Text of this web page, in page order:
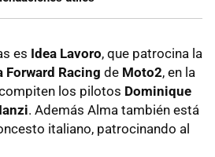
es Idea Lavoro, que patrocina la
Forward Racing de Moto2, en la
los pilotos Dominique
. Además Alma también está
italiano, patrocinando al